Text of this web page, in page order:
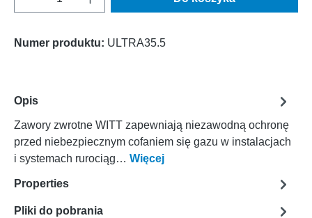
Numer produktu: ULTRA35.5
Opis
Zawory zwrotne WITT zapewniają niezawodną ochronę
przed niebezpiecznym cofaniem się gazu w instalacjach
i systemach rurociąg… Więcej
Properties
Pliki do pobrania